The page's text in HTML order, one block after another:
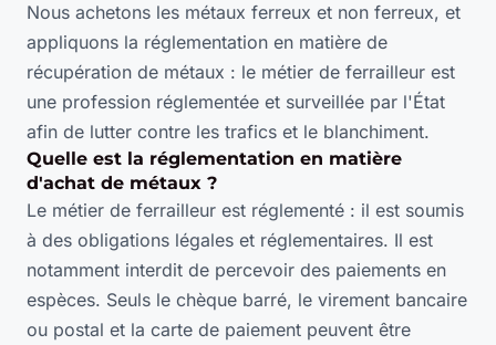
Nous achetons les métaux ferreux et non ferreux, et
appliquons la réglementation en matière de
récupération de métaux : le métier de ferrailleur est
une profession réglementée et surveillée par l'État
afin de lutter contre les trafics et le blanchiment.
Quelle est la réglementation en matière
d'achat de métaux ?
Le métier de ferrailleur est réglementé : il est soumis
à des obligations légales et réglementaires. Il est
notamment interdit de percevoir des paiements en
espèces. Seuls le chèque barré, le virement bancaire
ou postal et la carte de paiement peuvent être